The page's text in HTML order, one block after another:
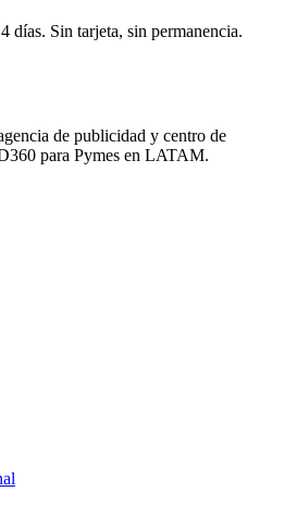
días. Sin tarjeta, sin permanencia.
de publicidad y centro de
para Pymes en LATAM.